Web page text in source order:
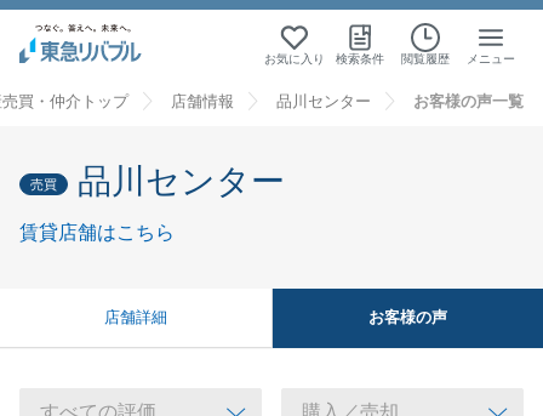
お気に入り 検索条件 閲覧履歴 メニュー
買・仲介トップ 店舗情報 品川センター お客様の声一覧
売買 品川センター
賃貸店舗はこちら
店舗詳細 お客様の声